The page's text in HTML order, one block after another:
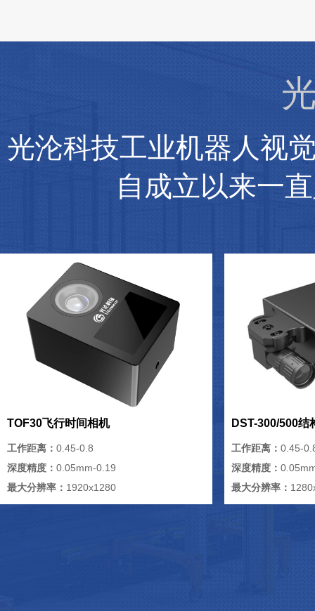
光沦科技工业机器人视
自成立以来一
TOF30飞行时间相机
工作距离： 0.45-0.8
深度精度： 0.05mm-0.19
最大分辨率： 1920x1280
DST-300/500结
工作距离：0.45-
深度精度：
最大分辨率：